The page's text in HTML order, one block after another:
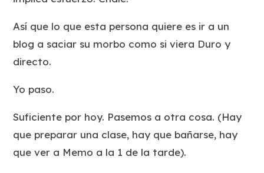
Así que lo que esta persona quiere es ir a un
blog a saciar su morbo como si viera Duro y
directo.
Yo paso.
Suficiente por hoy. Pasemos a otra cosa. (Hay
que preparar una clase, hay que bañarse, hay
que ver a Memo a la 1 de la tarde).